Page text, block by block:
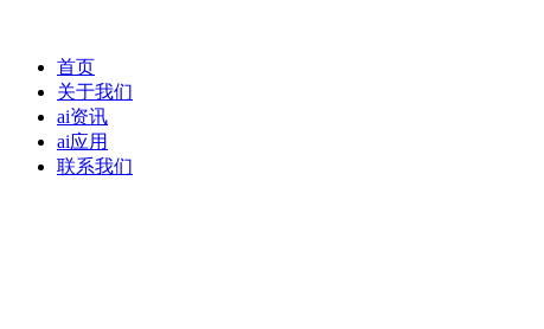
首页
关于我们
ai资讯
ai应用
联系我们